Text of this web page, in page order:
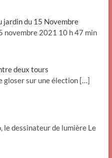
jardin du 15 Novembre
novembre 2021 10 h 47 min
deux tours
gloser sur une élection […]
le dessinateur de lumière Le